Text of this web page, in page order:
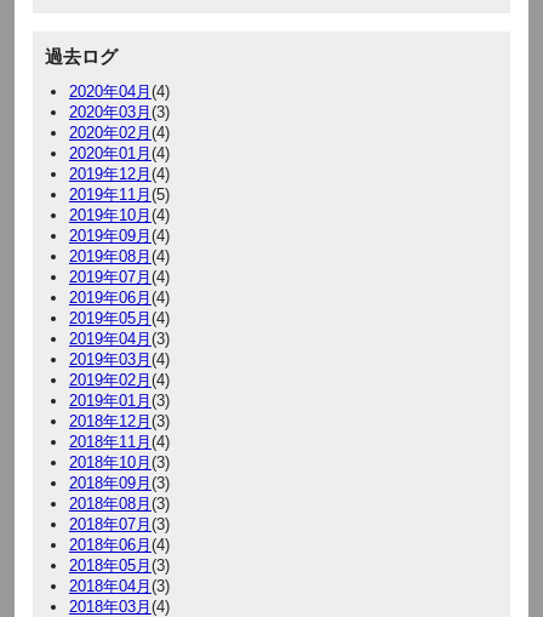
過去ログ
2020年04月 (4)
2020年03月 (3)
2020年02月 (4)
2020年01月 (4)
2019年12月 (4)
2019年11月 (5)
2019年10月 (4)
2019年09月 (4)
2019年08月 (4)
2019年07月 (4)
2019年06月 (4)
2019年05月 (4)
2019年04月 (3)
2019年03月 (4)
2019年02月 (4)
2019年01月 (3)
2018年12月 (3)
2018年11月 (4)
2018年10月 (3)
2018年09月 (3)
2018年08月 (3)
2018年07月 (3)
2018年06月 (4)
2018年05月 (3)
2018年04月 (3)
2018年03月 (4)